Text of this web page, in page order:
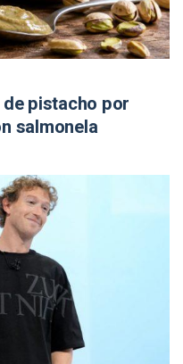
pistacho por
salmonela